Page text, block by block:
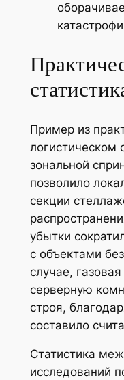
Пример из
логистическом
зональной
позволило
секции
убытки
с объектами
случае,
серверную
строя,
составило
Статистика
исследований